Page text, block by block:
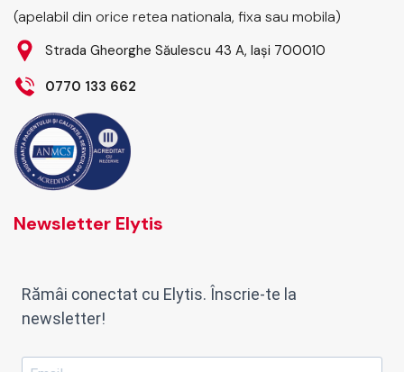
(apelabil din orice retea nationala, fixa sau mobila)
Strada Gheorghe Săulescu 43 A, Iași 700010
0770 133 662
Newsletter Elytis
Rămâi conectat cu Elytis. Înscrie-te la
newsletter!